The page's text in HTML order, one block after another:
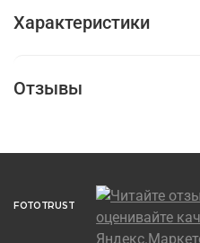
Характеристики
Отзывы
FOTOTRUST